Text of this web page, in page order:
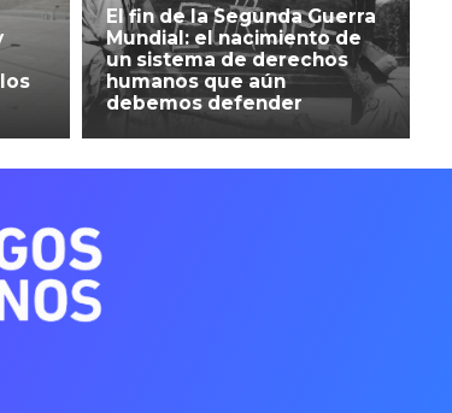
El fin de la Segunda Guerra
Mundial: el nacimiento de
un sistema de derechos
humanos que aún
debemos defender